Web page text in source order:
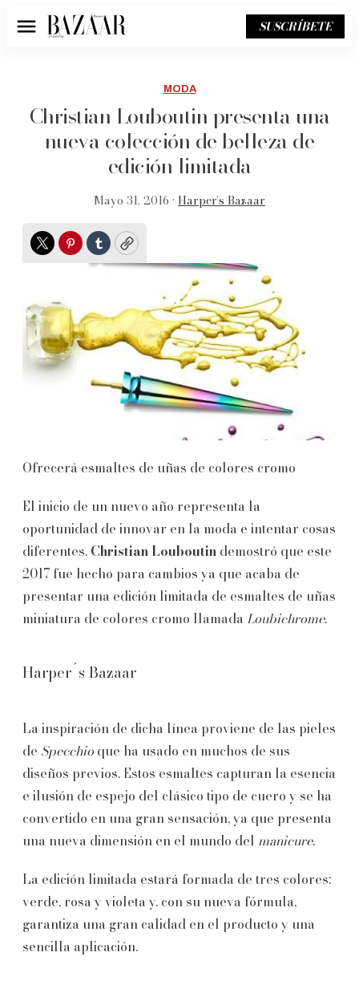
Menú SUSCRÍBETE
MODA
Christian Louboutin presenta una
nueva colección de belleza de
edición limitada
Mayo 31, 2016 • Harper’s Bazaar
TwitterPinterest
TumblrCopy
Ofrecerá esmaltes de uñas de colores cromo
El inicio de un nuevo año representa la
oportunidad de innovar en la moda e intentar cosas
diferentes. Christian Louboutin demostró que este
2017 fue hecho para cambios ya que acaba de
presentar una edición limitada de esmaltes de uñas
miniatura de colores cromo llamada Loubichrome.
Harper´s Bazaar
La inspiración de dicha línea proviene de las pieles
de Specchioque ha usado en muchos de sus
diseños previos. Estos esmaltes capturan la esencia
e ilusión de espejo del clásico tipo de cuero y se ha
convertido en una gran sensación, ya que presenta
una nueva dimensión en el mundo del manicure.
La edición limitada estará formada de tres colores:
verde, rosa y violeta y, con su nueva fórmula,
garantiza una gran calidad en el producto y una
sencilla aplicación.